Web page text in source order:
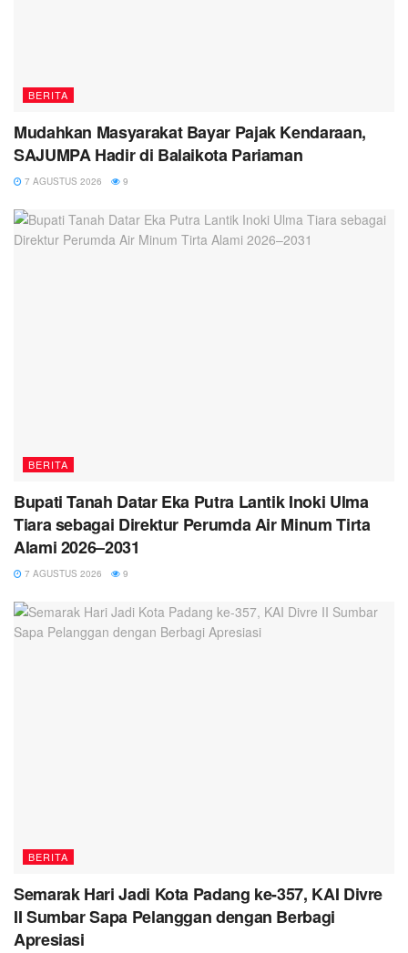
BERITA
Mudahkan Masyarakat Bayar Pajak Kendaraan,
SAJUMPA Hadir di Balaikota Pariaman
7 AGUSTUS 2026 9
BERITA
Bupati Tanah Datar Eka Putra Lantik Inoki Ulma
Tiara sebagai Direktur Perumda Air Minum Tirta
Alami 2026–2031
7 AGUSTUS 2026 9
BERITA
Semarak Hari Jadi Kota Padang ke-357, KAI Divre
II Sumbar Sapa Pelanggan dengan Berbagi
Apresiasi